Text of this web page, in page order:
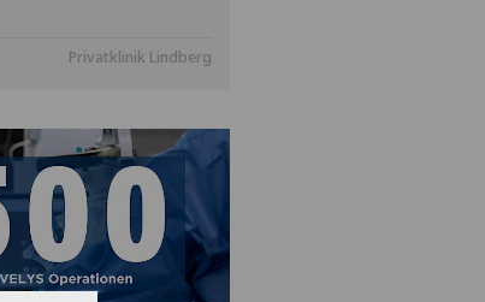
Privatklinik Lindberg